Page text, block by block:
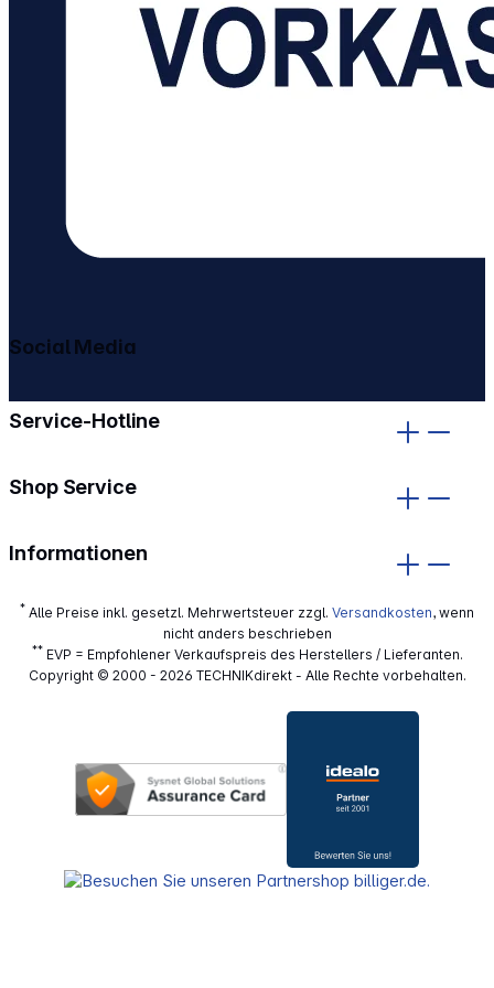
Service-Hotline
Shop Service
Informationen
Social Media
* Alle Preise inkl. gesetzl. Mehrwertsteuer zzgl. Versandkosten, wenn
nicht anders beschrieben
**EVP = Empfohlener Verkaufspreis des Herstellers / Lieferanten.
Copyright © 2000 - 2026 TECHNIKdirekt - Alle Rechte vorbehalten.